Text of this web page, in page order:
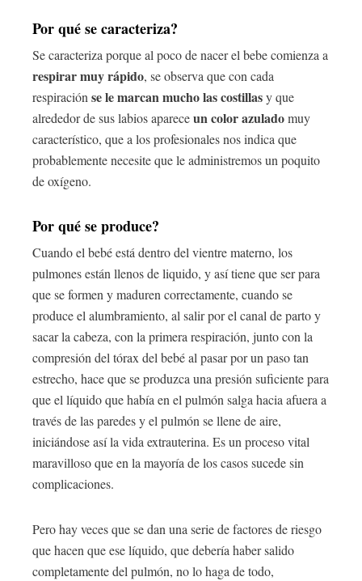
Por qué se caracteriza?
Se caracteriza porque al poco de nacer el bebe comienza a
respirar muy rápido, se observa que con cada
respiración se le marcan mucho las costillasy que
alrededor de sus labios apareceun color azuladomuy
característico, que a los profesionales nos indica que
probablemente necesite que le administremos un poquito
de oxígeno.
Por qué se produce?
Cuando el bebé está dentro del vientre materno, los
pulmones están llenos de liquido, y así tiene que ser para
que se formen y maduren correctamente, cuando se
produce el alumbramiento, al salir por el canal de parto y
sacar la cabeza, con la primera respiración, junto con la
compresión del tórax del bebé al pasar por un paso tan
estrecho, hace que se produzca una presión suficiente para
que el líquido que había en el pulmón salga hacia afuera a
través de las paredes y el pulmón se llene de aire,
iniciándose así la vida extrauterina. Es un proceso vital
maravilloso que en la mayoría de los casos sucede sin
complicaciones.
Pero hay veces que se dan una serie de factores de riesgo
que hacen que ese líquido, que debería haber salido
completamente del pulmón, no lo haga de todo,